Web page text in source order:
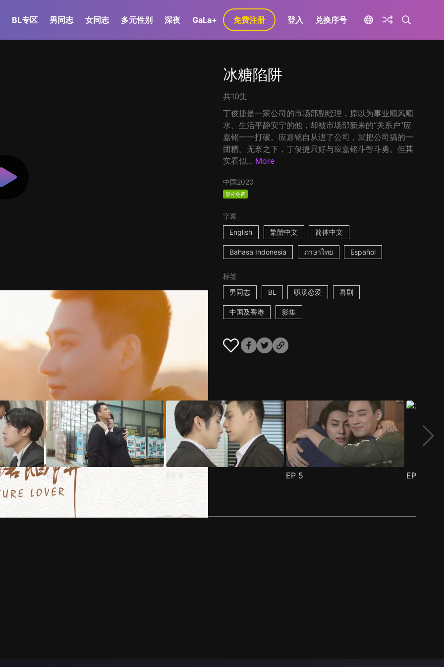
BL专区 男同志 女同志 多元性别 深夜 GaLa+ 免费注册 登入 兑换序号
冰糖陷阱
共10集
丁俊捷是一家公司的市场部副经理，原以为事业顺风顺
水、生活平静安宁的他，却被市场部新来的“关系户”应
嘉铭一一打破。应嘉铭自从进了公司，就把公司搞的一
团糟。无奈之下，丁俊捷只好与应嘉铭斗智斗勇。但其
实看似... More
中国2020
部分免费
字幕
English
繁體中文 简体中文
Bahasa Indonesia ภาษาไทย Español
标签
男同志
BL 职场恋爱 喜剧
中国及香港 影集
EP3 EP 4 EP 5 EP